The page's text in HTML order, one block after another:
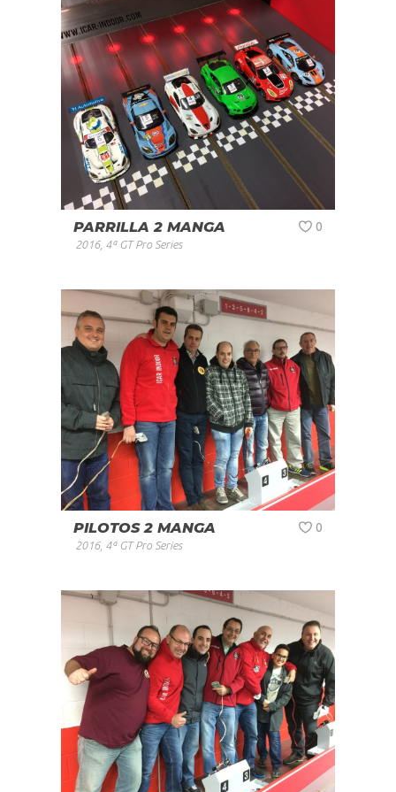
PARRILLA 2 MANGA
2016, 4ª GT Pro Series
0
PILOTOS 2 MANGA
2016, 4ª GT Pro Series
0